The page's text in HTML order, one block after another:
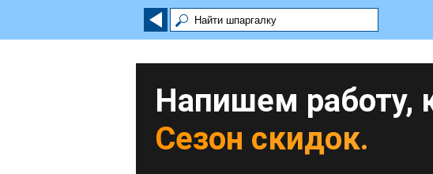
Напишем работу,
Сезон скидок.